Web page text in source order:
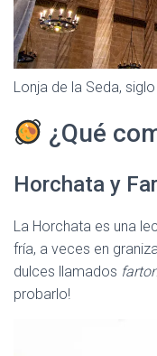
Lonja de la Seda,
¿Qué
Horchata y
La Horchata es una
fría, a veces en
dulces llamados
probarlo!